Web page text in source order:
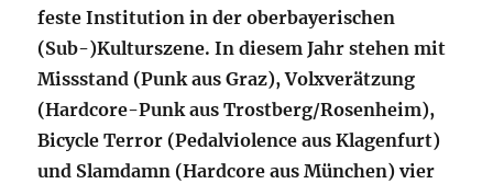
feste Institution in der oberbayerischen
(Sub-)Kulturszene. In diesem Jahr stehen mit
Missstand (Punk aus Graz), Volxverätzung
(Hardcore-Punk aus Trostberg/Rosenheim),
Bicycle Terror (Pedalviolence aus Klagenfurt)
und Slamdamn (Hardcore aus München) vier